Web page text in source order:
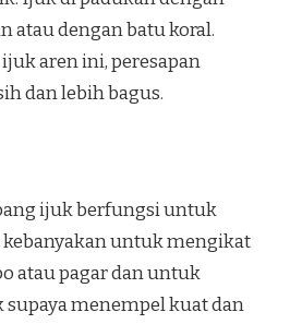
atau dengan batu koral.
aren ini, peresapan
dan lebih bagus.
ijuk berfungsi untuk
untuk mengikat
atau pagar dan untuk
menempel kuat dan